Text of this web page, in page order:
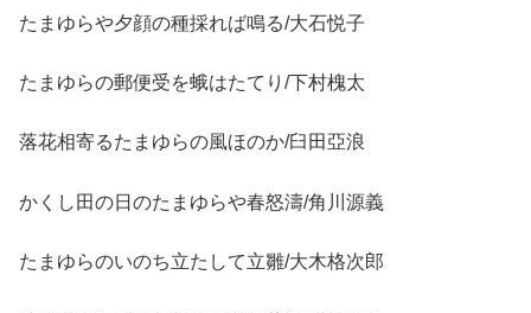
たまゆらや夕顔の種採れば鳴る/大石悦子
たまゆらの郵便受を蛾はたてり/下村槐太
落花相寄るたまゆらの風ほのか/臼田亞浪
かくし田の日のたまゆらや春怒濤/角川源義
たまゆらのいのち立たして立雛/大木格次郎